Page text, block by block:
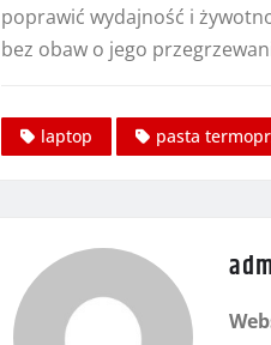
poprawić wydajność i
bez obaw o jego
laptop pasta